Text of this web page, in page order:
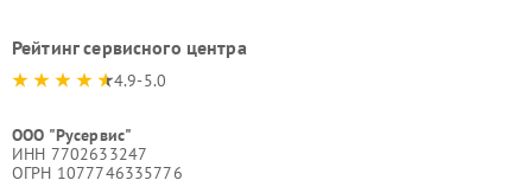
Рейтинг сервисного центра
4.9-5.0
ООО "Русервис"
ИНН 7702633247
ОГРН 1077746335776